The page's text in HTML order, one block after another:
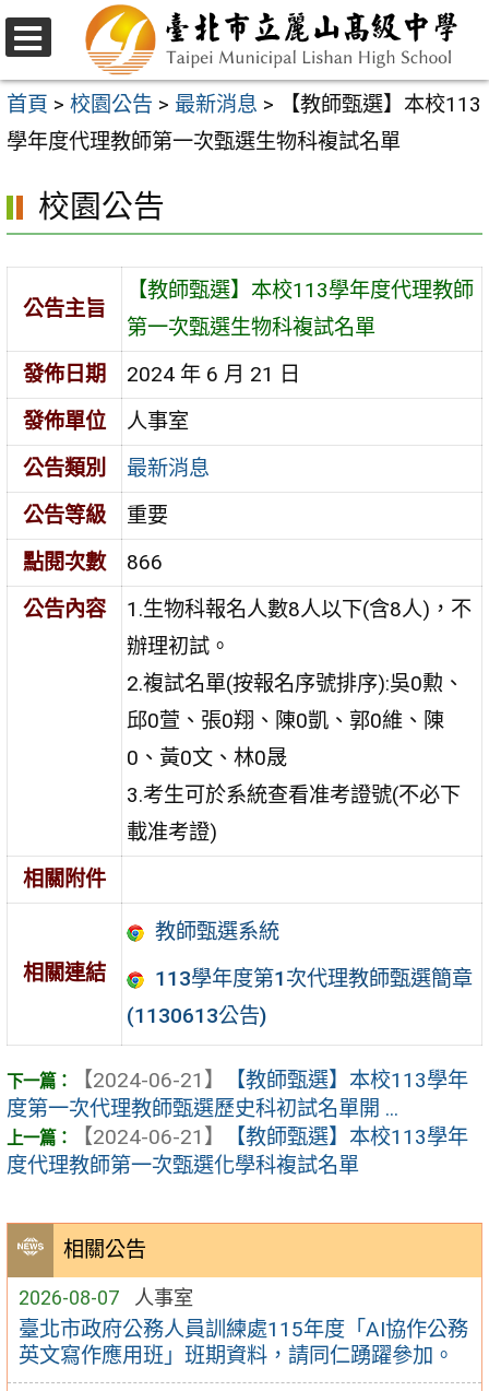
跳
至
主
要
容
區
選
單
首頁 > 校園公告 > 最新消息 >
【教師甄選】本校113
學年度代理教師第一次甄選生物科複試名單
相關公告
2026-08-07 人事室
臺北市政府公務人員訓練處115年度「AI協作公務
英文寫作應用班」班期資料，請同仁踴躍參加。
校園公告
公告主旨
【教師甄選】本校113學年度代理教師
第一次甄選生物科複試名單
發佈日期
2024 年 6 月 21 日
發佈單位
人事室
公告類別
最新消息
公告等級
重要
點閱次數
866
公告內容
1.生物科報名人數8人以下(含8人)，不
辦理初試。
2.複試名單(按報名序號排序):吳0勲、
邱0萱、張0翔、陳0凱、郭0維、陳
0、黃0文、林0晟
3.考生可於系統查看准考證號(不必下
載准考證)
相關附件
相關連結
教師甄選系統
113學年度第1次代理教師甄選簡章
(1130613公告)
【2024-06-21】
【教師甄選】本校113學年
度第一次代理教師甄選歷史科初試名單開 ...
【2024-06-21】
【教師甄選】本校113學年
度代理教師第一次甄選化學科複試名單